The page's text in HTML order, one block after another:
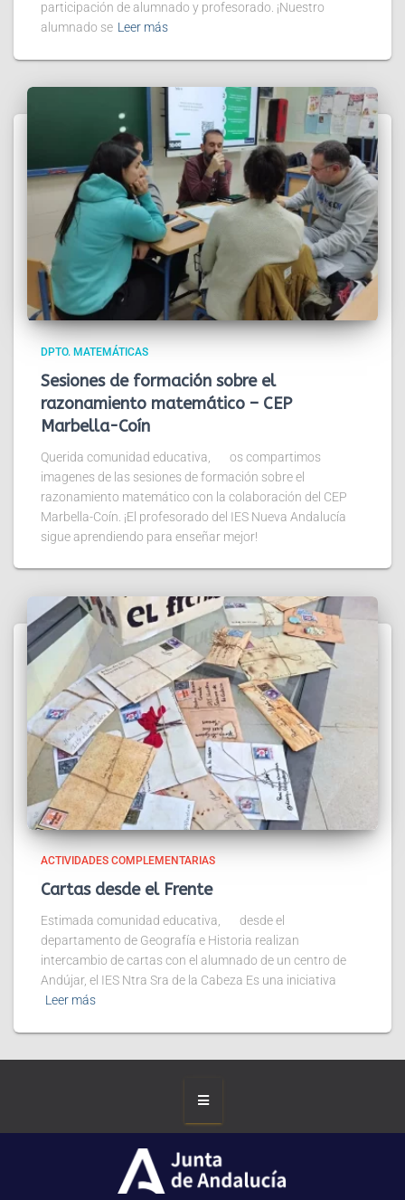
participación de alumnado y profesorado. ¡Nuestro
alumnado se Leer más
DPTO. MATEMÁTICAS
Sesiones de formación sobre el
razonamiento matemático – CEP
Marbella-Coín
Querida comunidad educativa, os compartimos
imagenes de las sesiones de formación sobre el
razonamiento matemático con la colaboración del CEP
Marbella-Coín. ¡El profesorado del IES Nueva Andalucía
sigue aprendiendo para enseñar mejor!
ACTIVIDADES COMPLEMENTARIAS
Cartas desde el Frente
Estimada comunidad educativa, desde el
departamento de Geografía e Historia realizan
intercambio de cartas con el alumnado de un centro de
Andújar, el IES Ntra Sra de la Cabeza Es una iniciativa
Leer más